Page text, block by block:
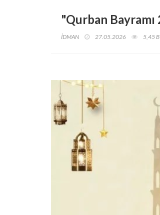
"Qurban
İDMAN 27.05.2026 5,45 B